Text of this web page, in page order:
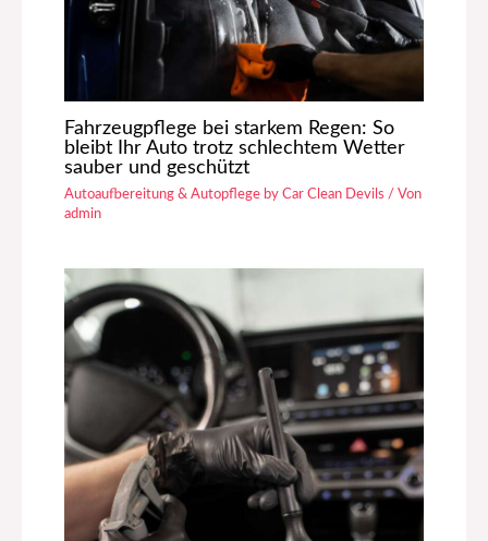
Fahrzeugpflege bei starkem Regen: So
bleibt Ihr Auto trotz schlechtem Wetter
sauber und geschützt
Autoaufbereitung & Autopflege by Car Clean Devils / Von
admin